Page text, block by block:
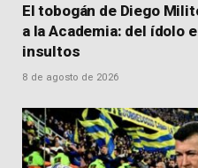
El tobogán de Diego
a la Academia: del ídolo
insultos
8 de agosto de 2026